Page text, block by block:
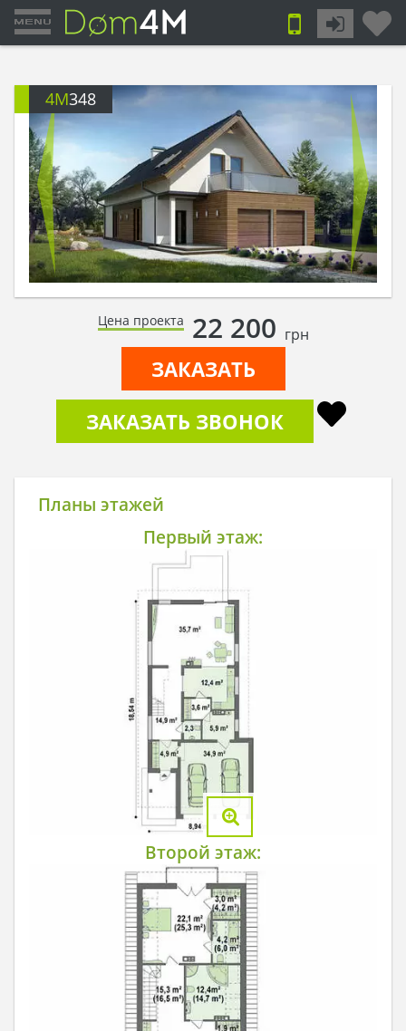
4M348
Цена проекта 22 200 грн
ЗАКАЗАТЬ
ЗАКАЗАТЬ ЗВОНОК
Планы этажей
Первый этаж:
Второй этаж: